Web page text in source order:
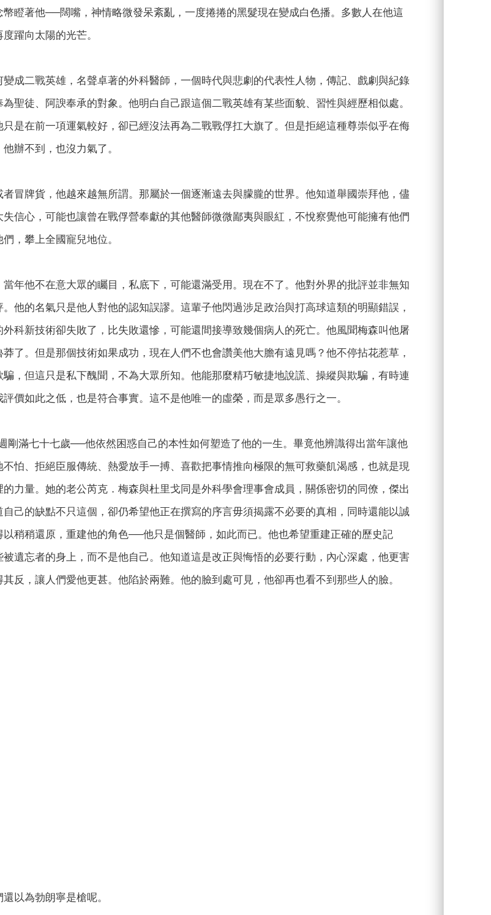
瞪著他──闊嘴，神情略微發呆紊亂，一度捲捲的黑髮現在變成白色播。多數人在他這
躍向太陽的光芒。
成二戰英雄，名聲卓著的外科醫師，一個時代與悲劇的代表性人物，傳記、戲劇與紀錄
聖徒、阿諛奉承的對象。他明白自己跟這個二戰英雄有某些面貌、習性與經歷相似處。
是在前一項運氣較好，卻已經沒法再為二戰戰俘扛大旗了。但是拒絕這種尊崇似乎在侮
辦不到，也沒力氣了。
冒牌貨，他越來越無所謂。那屬於一個逐漸遠去與朦朧的世界。他知道舉國崇拜他，儘
信心，可能也讓曾在戰俘營奉獻的其他醫師微微鄙夷與眼紅，不悅察覺他可能擁有他們
，攀上全國寵兒地位。
年他不在意大眾的矚目，私底下，可能還滿受用。現在不了。他對外界的批評並非無知
他的名氣只是他人對他的認知誤謬。這輩子他閃過涉足政治與打高球這類的明顯錯誤，
科新技術卻失敗了，比失敗還慘，可能還間接導致幾個病人的死亡。他風聞梅森叫他屠
了。但是那個技術如果成功，現在人們不也會讚美他大膽有遠見嗎？他不停拈花惹草，
，但這只是私下醜聞，不為大眾所知。他能那麼精巧敏捷地說謊、操縱與欺騙，有時連
價如此之低，也是符合事實。這不是他唯一的虛榮，而是眾多愚行之一。
剛滿七十七歲──他依然困惑自己的本性如何塑造了他的一生。畢竟他辨識得出當年讓他
怕、拒絕臣服傳統、熱愛放手一搏、喜歡把事情推向極限的無可救藥飢渴感，也就是現
力量。她的老公芮克．梅森與杜里戈同是外科學會理事會成員，關係密切的同僚，傑出
己的缺點不只這個，卻仍希望他正在撰寫的序言毋須揭露不必要的真相，同時還能以誠
稍稍還原，重建他的角色──他只是個醫師，如此而已。他也希望重建正確的歷史記
遺忘者的身上，而不是他自己。他知道這是改正與悔悟的必要行動，內心深處，他更害
反，讓人們愛他更甚。他陷於兩難。他的臉到處可見，他卻再也看不到那些人的臉。
以為勃朗寧是槍呢。